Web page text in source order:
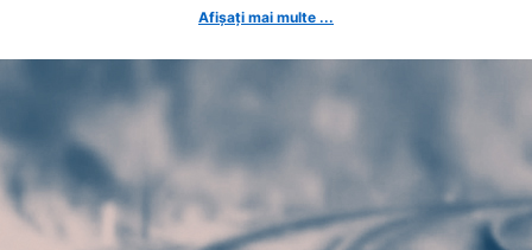
Afișați mai multe ...